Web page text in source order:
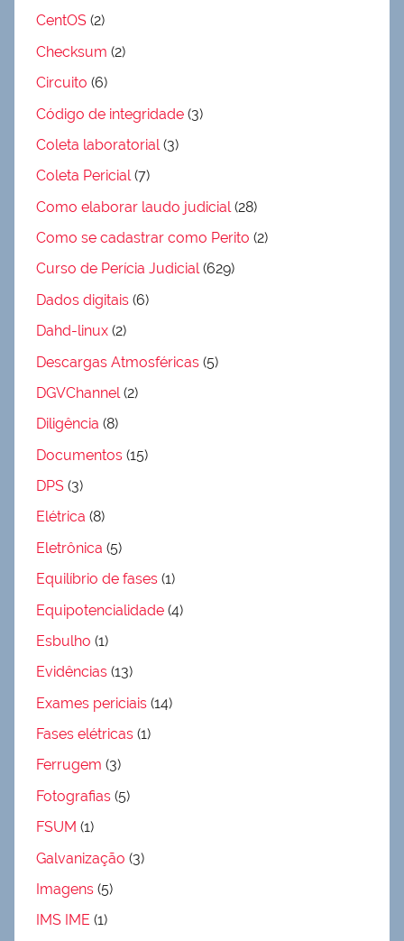
CentOS (2)
Checksum (2)
Circuito (6)
Código de integridade (3)
Coleta laboratorial(3)
Coleta Pericial(7)
Como elaborar laudo judicial (28)
Como se cadastrar como Perito (2)
Curso de Perícia Judicial(629)
Dados digitais (6)
Dahd-linux (2)
Descargas Atmosféricas (5)
DGVChannel(2)
Diligência (8)
Documentos (15)
DPS (3)
Elétrica (8)
Eletrônica (5)
Equilíbrio de fases (1)
Equipotencialidade (4)
Esbulho (1)
Evidências (13)
Exames periciais (14)
Fases elétricas (1)
Ferrugem (3)
Fotografias (5)
FSUM (1)
Galvanização (3)
Imagens (5)
IMS IME (1)